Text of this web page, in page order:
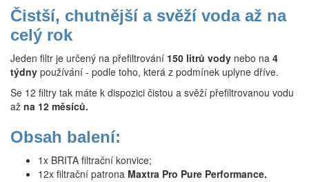
Čistší, chutnější a svěží voda až na
celý rok
Jeden filtr je určený na přefiltrování 150 litrů vody nebo na 4
týdny používání - podle toho, která z podmínek uplyne dříve.
Se 12 filtry tak máte k dispozici čistou a svěží přefiltrovanou vodu
až na 12 měsíců.
Obsah balení:
1x BRITA filtrační konvice;
12x filtrační patrona Maxtra Pro Pure Performance.